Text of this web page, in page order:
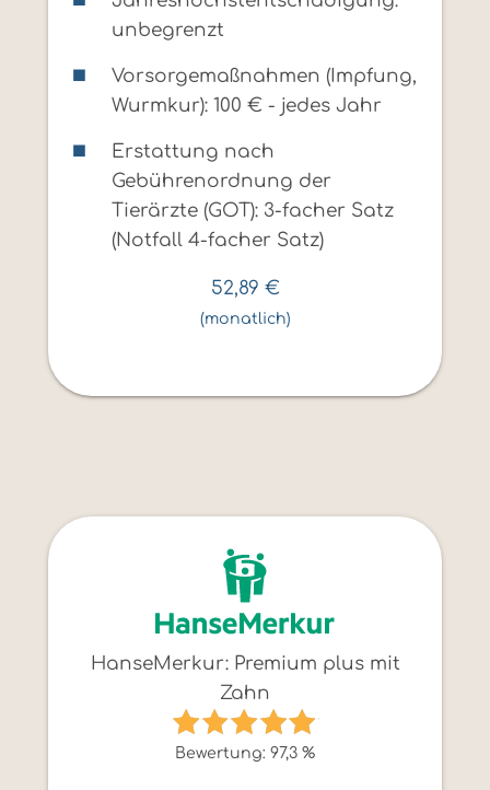
unbegrenzt
Vorsorgemaßnahmen (Impfung,
Wurmkur): 100 € - jedes Jahr
Erstattung nach
Gebührenordnung der
Tierärzte (GOT): 3-facher Satz
(Notfall 4-facher Satz)
52,89 €
(monatlich)
HanseMerkur: Premium plus mit
Zahn
Bewertung: 97,3 %